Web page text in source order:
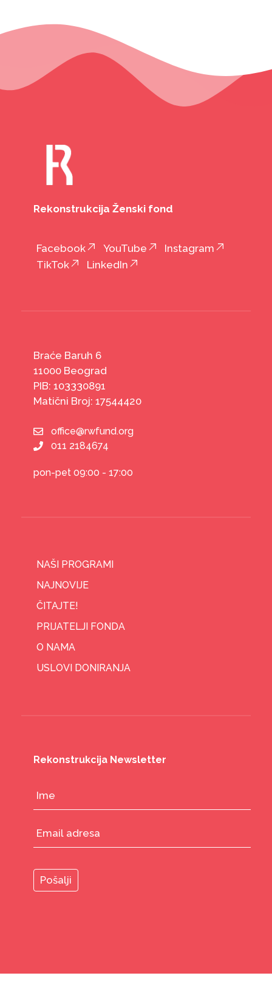
Rekonstrukcija Ženski fond
Facebook YouTube
Instagram
TikTok
LinkedIn
Braće Baruh 6
11000 Beograd
PIB: 103330891
Matični Broj: 17544420
office@rwfund.org
011 2184674
pon-pet 09:00 - 17:00
NAŠI PROGRAMI
NAJNOVIJE
ČITAJTE!
PRIJATELJI FONDA
O NAMA
USLOVI DONIRANJA
Rekonstrukcija Newsletter